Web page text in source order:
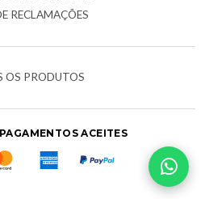
RECLAMAÇÕES
OS PRODUTOS
ACEITES